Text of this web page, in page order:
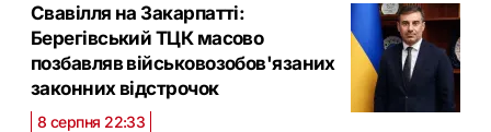
Свавілля на Закарпатті:
Берегівський ТЦК масово
позбавляв військовозобов'язаних
законних відстрочок
8 серпня 22:33